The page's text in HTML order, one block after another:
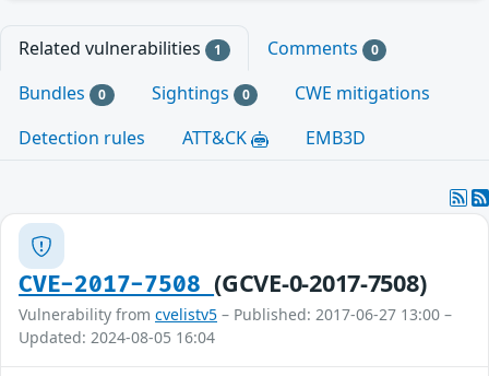
Related vulnerabilities 1 Comments 0
Bundles 0 Sightings 0
CWE mitigations
Detection rules
ATT&CK EMB3D
CVE-2017-7508(GCVE-0-2017-7508)
Vulnerability from cvelistv5 – Published: 2017-06-27 13:00 –
Updated: 2024-08-05 16:04